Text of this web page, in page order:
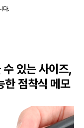
다.
있는 사이즈,
한 점착식 메모